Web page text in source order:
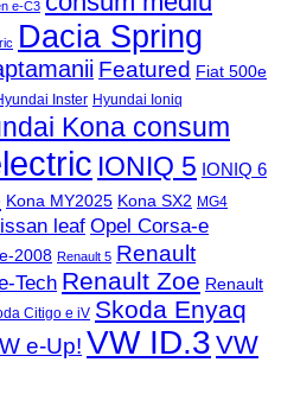
e-C3
Dacia Spring
Featured Fiat 500e
Inster Hyundai Ioniq
Kona consum
IONIQ 5 IONIQ 6
Kona MY2025 Kona SX2 MG4
leaf Opel Corsa-e
2008 Renault 5 Renault
Tech Renault Zoe Renault
Citigo e iV Skoda Enyaq
e-Up! VW ID.3 VW